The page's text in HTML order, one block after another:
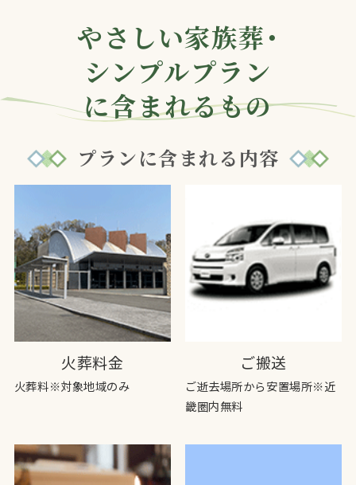
やさしい家族葬・
シンプルプラン
に含まれるもの
プランに含まれる内容
火葬料金
火葬料※対象地域のみ
ご搬送
ご逝去場所から安置場所※近
畿圏内無料